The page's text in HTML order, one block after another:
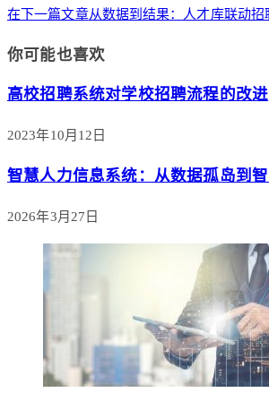
在下一篇文章从数据到结果：人才库联动
你可能也喜欢
高校招聘系统对学校招聘流程的改进
2023年10月12日
智慧人力信息系统：从数据孤岛到
2026年3月27日